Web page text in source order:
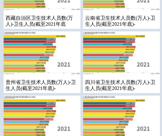
西藏自治区卫生技术人员数(万
人)-卫生人员(截至2021年底
云南省卫生技术人员数(万人)-卫
生人员(截至2021年底)-
贵州省卫生技术人员数(万人)-卫
生人员(截至2021年底)-
四川省卫生技术人员数(万人)-卫
生人员(截至2021年底)-